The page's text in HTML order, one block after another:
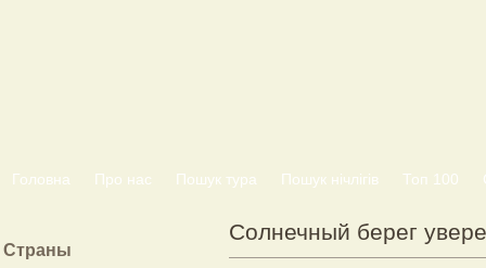
Головна Про нас Пошук тура Пошук нічлігів Топ 100
Солнечный берег
Страны